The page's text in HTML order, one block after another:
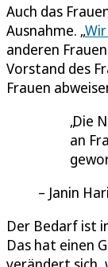
Auch das
Ausnahme. „
anderen
Vorstand des
Frauen
Die
an
Janin
Der Bedarf ist
Das hat einen